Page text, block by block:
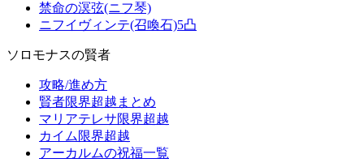
禁命の溟弦(ニフ琴)
ニフイヴィンテ(召喚石)5凸
ソロモナスの賢者
攻略/進め方
賢者限界超越まとめ
マリアテレサ限界超越
カイム限界超越
アーカルムの祝福一覧